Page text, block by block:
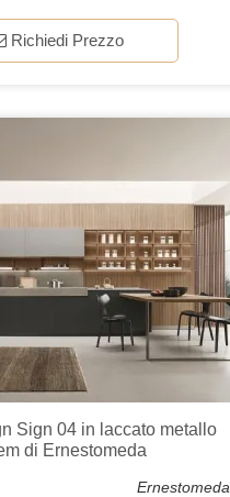
Richiedi Prezzo
Sign 04 in laccato metallo
di Ernestomeda
Ernestomeda